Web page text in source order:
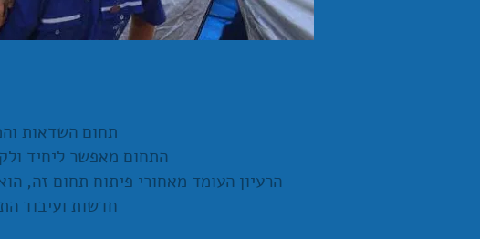
תחום השדאות
התחום מאפשר ליחיד
הרעיון העומד מאחורי פיתוח תחום זה,
חדשות ועיבוד